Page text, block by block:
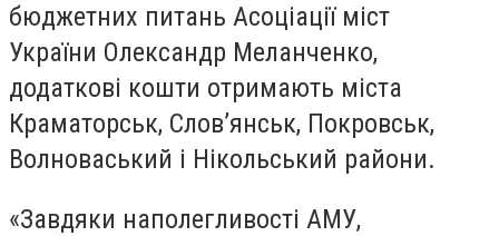
бюджетних питань Асоціації міст
України Олександр Меланченко,
додаткові кошти отримають міста
Краматорськ, Слов’янськ, Покровськ,
Волноваський і Нікольський райони.
«Завдяки наполегливості АМУ,